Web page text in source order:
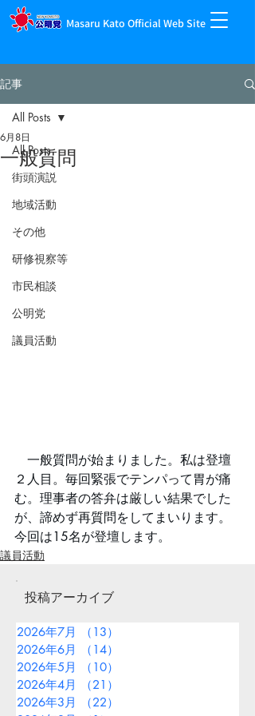
Masaru Kato Official Web Site
記事
All Posts
街頭演説
地域活動
その他
研修視察等
市民相談
公明党
議員活動
All Posts
一般質問
6月8日
一般質問が始まりました。私は登壇
２人目。毎回緊張でテンパって胃が痛
む。理事者の答弁は厳しい結果でした
が、諦めず再質問をしてまいります。
今回は15名が登壇します。
議員活動
投稿アーカイブ
2026年7月 （13）
2026年6月
（14）
2026年5月
（10）
2026年4月
（21）
2026年3月
（22）